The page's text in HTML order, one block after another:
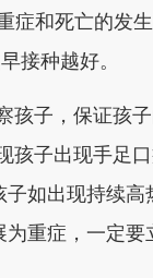
症和死亡的发
接种越好。
子，保证孩子
孩子出现手足口
如出现持续高
重症，一定要